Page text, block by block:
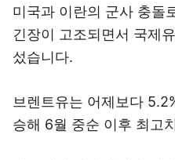
미국과 이란의 군사 충돌
긴장이 고조되면서 국제
섰습니다.
브렌트유는 어제보다
승해 6월 중순 이후 최고